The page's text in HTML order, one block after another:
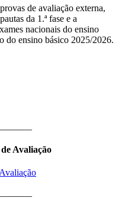
de avaliação externa,
da 1.ª fase e a
nacionais do ensino
do ensino básico 2025/2026.
Avaliação